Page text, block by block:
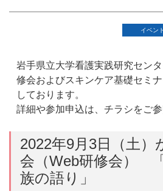
イベント
岩手県立大学看護実践研究セン
修会およびスキンケア基礎セミ
しております。
詳細や参加申込は、チラシをご参
2022年9月3日（土）
会（Web研修会）
族の語り」